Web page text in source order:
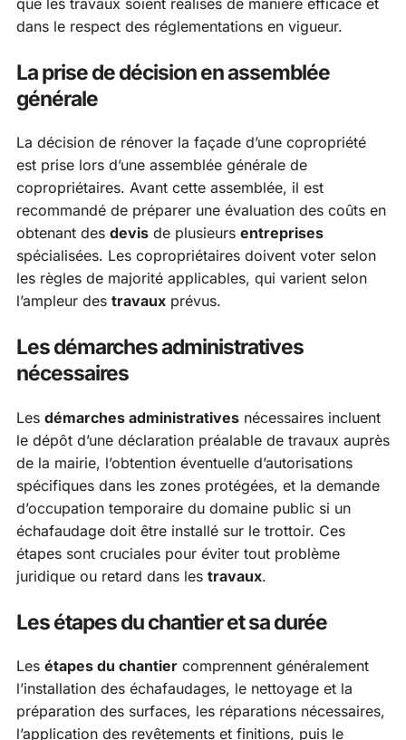
dans le respect des réglementations en vigueur.
La prise de décision en assemblée
générale
La décision de rénover la façade d’une copropriété
est prise lors d’une assemblée générale de
copropriétaires. Avant cette assemblée, il est
recommandé de préparer une évaluation des coûts en
obtenant des devis de plusieurs entreprises
spécialisées. Les copropriétaires doivent voter selon
les règles de majorité applicables, qui varient selon
l’ampleur des travaux prévus.
Les démarches administratives
nécessaires
Les démarches administratives nécessaires incluent
le dépôt d’une déclaration préalable de travaux auprès
de la mairie, l’obtention éventuelle d’autorisations
spécifiques dans les zones protégées, et la demande
d’occupation temporaire du domaine public si un
échafaudage doit être installé sur le trottoir. Ces
étapes sont cruciales pour éviter tout problème
juridique ou retard dans les travaux.
Les étapes du chantier et sa durée
Les étapes du chantier comprennent généralement
l’installation des échafaudages, le nettoyage et la
préparation des surfaces, les réparations nécessaires,
l’application des revêtements et finitions, puis le